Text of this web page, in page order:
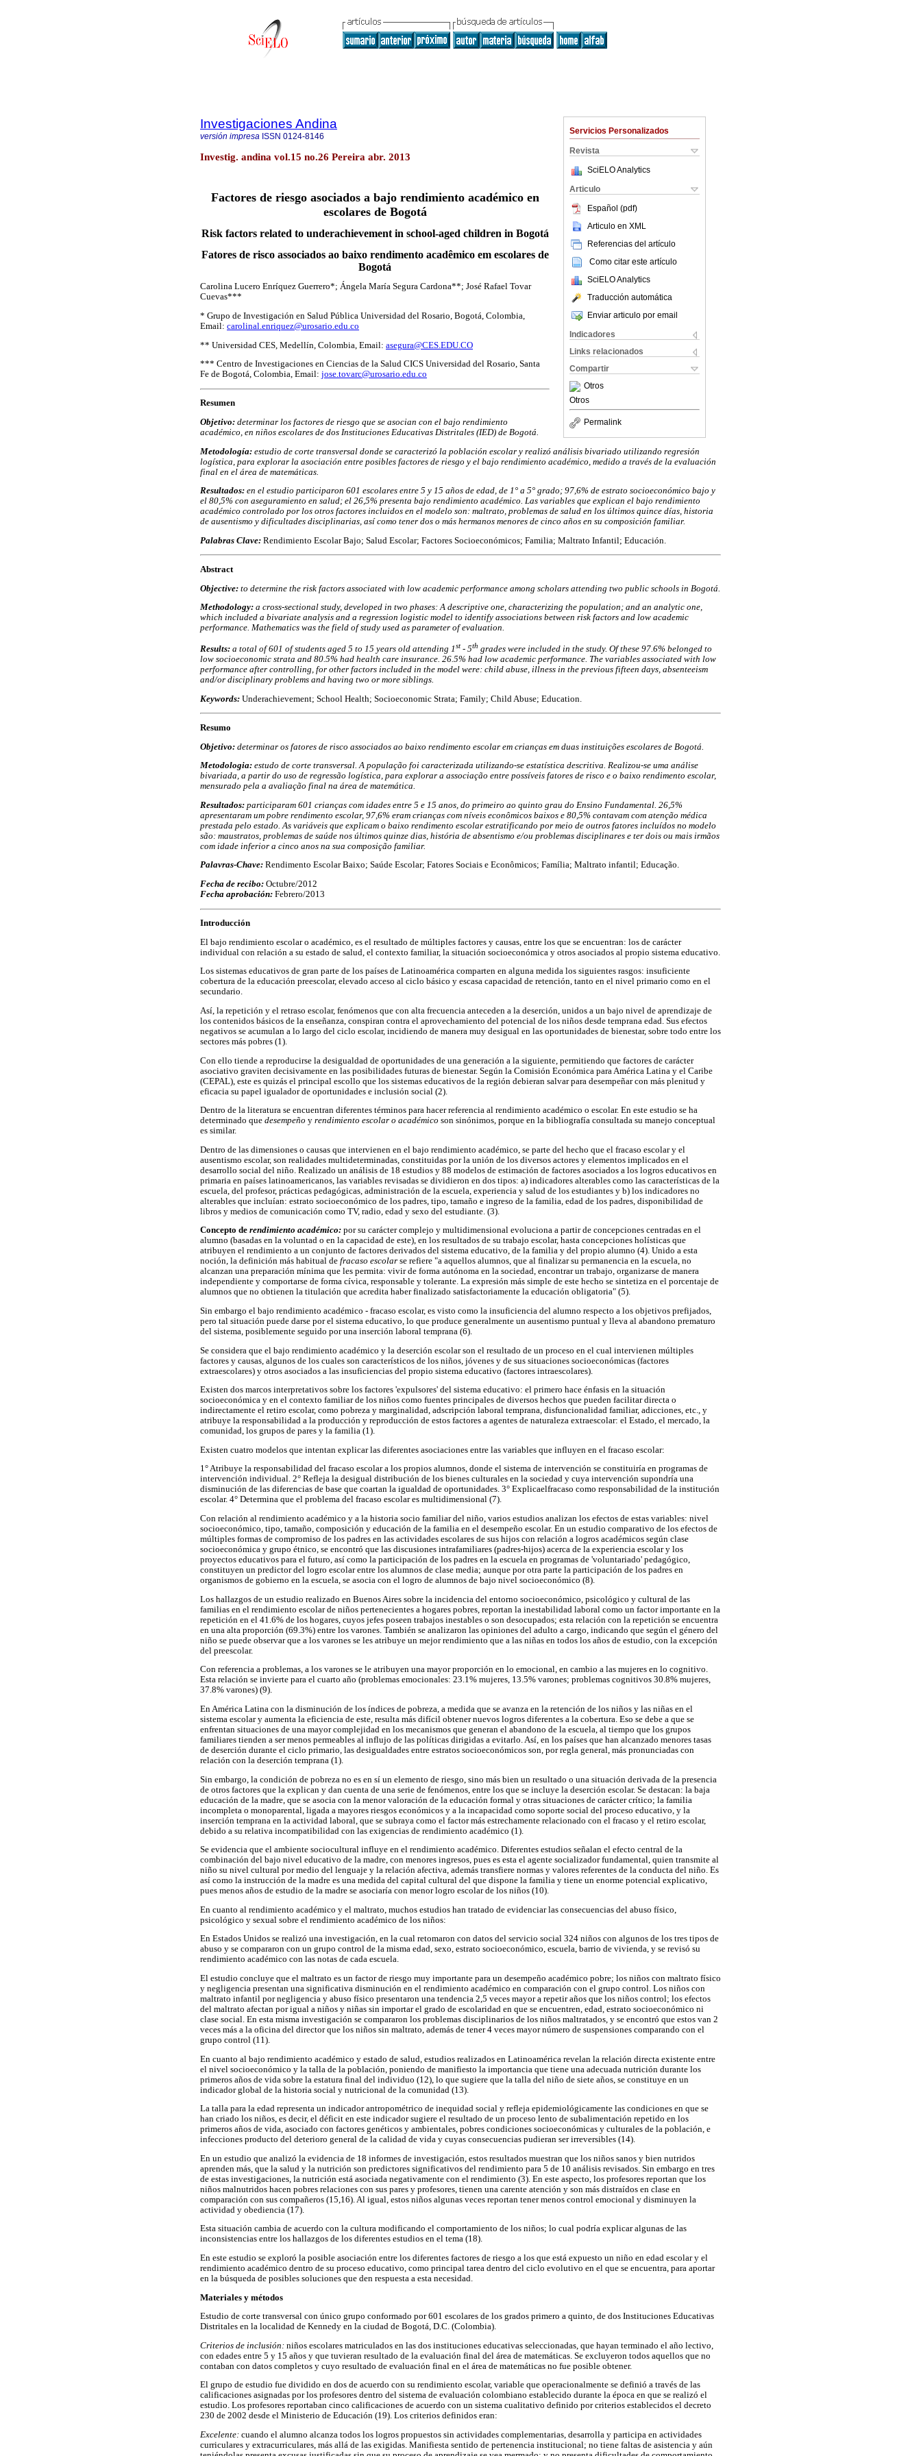
Servicios Personalizados
Revista
SciELO Analytics
Articulo
Español (pdf)
Articulo en XML
Referencias del artículo
Como citar este artículo
SciELO Analytics
Traducción automática
Enviar articulo por email
Indicadores
Links relacionados
Compartir
Otros
Otros
Permalink
Investigaciones Andina
versión impresa ISSN 0124-8146
Investig. andina vol.15 no.26 Pereira abr. 2013
Factores de riesgo asociados a bajo rendimiento académico en
escolares de Bogotá
Risk factors related to underachievement in school-aged children in Bogotá
Fatores de risco associados ao baixo rendimento acadêmico em escolares de
Bogotá
Carolina Lucero Enríquez Guerrero*; Ángela María Segura Cardona**; José Rafael Tovar
Cuevas***
* Grupo de Investigación en Salud Pública Universidad del Rosario, Bogotá, Colombia,
Email: carolinal.enriquez@urosario.edu.co
** Universidad CES, Medellín, Colombia, Email: asegura@CES.EDU.CO
*** Centro de Investigaciones en Ciencias de la Salud CICS Universidad del Rosario, Santa
Fe de Bogotá, Colombia, Email: jose.tovarc@urosario.edu.co
Resumen
Objetivo: determinar los factores de riesgo que se asocian con el bajo rendimiento
académico, en niños escolares de dos Instituciones Educativas Distritales (IED) de Bogotá.
Metodología: estudio de corte transversal donde se caracterizó la población escolar y realizó análisis bivariado utilizando regresión
logística, para explorar la asociación entre posibles factores de riesgo y el bajo rendimiento académico, medido a través de la evaluación
final en el área de matemáticas.
Resultados: en el estudio participaron 601 escolares entre 5 y 15 años de edad, de 1° a 5° grado; 97,6% de estrato socioeconómico bajo y
el 80,5% con aseguramiento en salud; el 26,5% presenta bajo rendimiento académico. Las variables que explican el bajo rendimiento
académico controlado por los otros factores incluidos en el modelo son: maltrato, problemas de salud en los últimos quince días, historia
de ausentismo y dificultades disciplinarias, así como tener dos o más hermanos menores de cinco años en su composición familiar.
Palabras Clave: Rendimiento Escolar Bajo; Salud Escolar; Factores Socioeconómicos; Familia; Maltrato Infantil; Educación.
Abstract
Objective: to determine the risk factors associated with low academic performance among scholars attending two public schools in Bogotá.
Methodology: a cross-sectional study, developed in two phases: A descriptive one, characterizing the population; and an analytic one,
which included a bivariate analysis and a regression logistic model to identify associations between risk factors and low academic
performance. Mathematics was the field of study used as parameter of evaluation.
Results: a total of 601 of students aged 5 to 15 years old attending 1st - 5th grades were included in the study. Of these 97.6% belonged to
low socioeconomic strata and 80.5% had health care insurance. 26.5% had low academic performance. The variables associated with low
performance after controlling, for other factors included in the model were: child abuse, illness in the previous fifteen days, absenteeism
and/or disciplinary problems and having two or more siblings.
Keywords: Underachievement; School Health; Socioeconomic Strata; Family; Child Abuse; Education.
Resumo
Objetivo: determinar os fatores de risco associados ao baixo rendimento escolar em crianças em duas instituições escolares de Bogotá.
Metodologia: estudo de corte transversal. A população foi caracterizada utilizando-se estatística descritiva. Realizou-se uma análise
bivariada, a partir do uso de regressão logística, para explorar a associação entre possíveis fatores de risco e o baixo rendimento escolar,
mensurado pela a avaliação final na área de matemática.
Resultados: participaram 601 crianças com idades entre 5 e 15 anos, do primeiro ao quinto grau do Ensino Fundamental. 26,5%
apresentaram um pobre rendimento escolar, 97,6% eram crianças com níveis econômicos baixos e 80,5% contavam com atenção médica
prestada pelo estado. As variáveis que explicam o baixo rendimento escolar estratificando por meio de outros fatores incluídos no modelo
são: maustratos, problemas de saúde nos últimos quinze dias, história de absentismo e/ou problemas disciplinares e ter dois ou mais irmãos
com idade inferior a cinco anos na sua composição familiar.
Palavras-Chave: Rendimento Escolar Baixo; Saúde Escolar; Fatores Sociais e Econômicos; Família; Maltrato infantil; Educação.
Fecha de recibo: Octubre/2012
Fecha aprobación: Febrero/2013
Introducción
El bajo rendimiento escolar o académico, es el resultado de múltiples factores y causas, entre los que se encuentran: los de carácter
individual con relación a su estado de salud, el contexto familiar, la situación socioeconómica y otros asociados al propio sistema educativo.
Los sistemas educativos de gran parte de los países de Latinoamérica comparten en alguna medida los siguientes rasgos: insuficiente
cobertura de la educación preescolar, elevado acceso al ciclo básico y escasa capacidad de retención, tanto en el nivel primario como en el
secundario.
Así, la repetición y el retraso escolar, fenómenos que con alta frecuencia anteceden a la deserción, unidos a un bajo nivel de aprendizaje de
los contenidos básicos de la enseñanza, conspiran contra el aprovechamiento del potencial de los niños desde temprana edad. Sus efectos
negativos se acumulan a lo largo del ciclo escolar, incidiendo de manera muy desigual en las oportunidades de bienestar, sobre todo entre los
sectores más pobres (1).
Con ello tiende a reproducirse la desigualdad de oportunidades de una generación a la siguiente, permitiendo que factores de carácter
asociativo graviten decisivamente en las posibilidades futuras de bienestar. Según la Comisión Económica para América Latina y el Caribe
(CEPAL), este es quizás el principal escollo que los sistemas educativos de la región debieran salvar para desempeñar con más plenitud y
eficacia su papel igualador de oportunidades e inclusión social (2).
Dentro de la literatura se encuentran diferentes términos para hacer referencia al rendimiento académico o escolar. En este estudio se ha
determinado que desempeño y rendimiento escolar o académico son sinónimos, porque en la bibliografía consultada su manejo conceptual
es similar.
Dentro de las dimensiones o causas que intervienen en el bajo rendimiento académico, se parte del hecho que el fracaso escolar y el
ausentismo escolar, son realidades multideterminadas, constituidas por la unión de los diversos actores y elementos implicados en el
desarrollo social del niño. Realizado un análisis de 18 estudios y 88 modelos de estimación de factores asociados a los logros educativos en
primaria en países latinoamericanos, las variables revisadas se dividieron en dos tipos: a) indicadores alterables como las características de la
escuela, del profesor, prácticas pedagógicas, administración de la escuela, experiencia y salud de los estudiantes y b) los indicadores no
alterables que incluían: estrato socioeconómico de los padres, tipo, tamaño e ingreso de la familia, edad de los padres, disponibilidad de
libros y medios de comunicación como TV, radio, edad y sexo del estudiante. (3).
Concepto de rendimiento académico: por su carácter complejo y multidimensional evoluciona a partir de concepciones centradas en el
alumno (basadas en la voluntad o en la capacidad de este), en los resultados de su trabajo escolar, hasta concepciones holísticas que
atribuyen el rendimiento a un conjunto de factores derivados del sistema educativo, de la familia y del propio alumno (4). Unido a esta
noción, la definición más habitual de fracaso escolar se refiere "a aquellos alumnos, que al finalizar su permanencia en la escuela, no
alcanzan una preparación mínima que les permita: vivir de forma autónoma en la sociedad, encontrar un trabajo, organizarse de manera
independiente y comportarse de forma cívica, responsable y tolerante. La expresión más simple de este hecho se sintetiza en el porcentaje de
alumnos que no obtienen la titulación que acredita haber finalizado satisfactoriamente la educación obligatoria" (5).
Sin embargo el bajo rendimiento académico - fracaso escolar, es visto como la insuficiencia del alumno respecto a los objetivos prefijados,
pero tal situación puede darse por el sistema educativo, lo que produce generalmente un ausentismo puntual y lleva al abandono prematuro
del sistema, posiblemente seguido por una inserción laboral temprana (6).
Se considera que el bajo rendimiento académico y la deserción escolar son el resultado de un proceso en el cual intervienen múltiples
factores y causas, algunos de los cuales son característicos de los niños, jóvenes y de sus situaciones socioeconómicas (factores
extraescolares) y otros asociados a las insuficiencias del propio sistema educativo (factores intraescolares).
Existen dos marcos interpretativos sobre los factores 'expulsores' del sistema educativo: el primero hace énfasis en la situación
socioeconómica y en el contexto familiar de los niños como fuentes principales de diversos hechos que pueden facilitar directa o
indirectamente el retiro escolar, como pobreza y marginalidad, adscripción laboral temprana, disfuncionalidad familiar, adicciones, etc., y
atribuye la responsabilidad a la producción y reproducción de estos factores a agentes de naturaleza extraescolar: el Estado, el mercado, la
comunidad, los grupos de pares y la familia (1).
Existen cuatro modelos que intentan explicar las diferentes asociaciones entre las variables que influyen en el fracaso escolar:
1° Atribuye la responsabilidad del fracaso escolar a los propios alumnos, donde el sistema de intervención se constituiría en programas de
intervención individual. 2° Refleja la desigual distribución de los bienes culturales en la sociedad y cuya intervención supondría una
disminución de las diferencias de base que coartan la igualdad de oportunidades. 3° Explicaelfracaso como responsabilidad de la institución
escolar. 4° Determina que el problema del fracaso escolar es multidimensional (7).
Con relación al rendimiento académico y a la historia socio familiar del niño, varios estudios analizan los efectos de estas variables: nivel
socioeconómico, tipo, tamaño, composición y educación de la familia en el desempeño escolar. En un estudio comparativo de los efectos de
múltiples formas de compromiso de los padres en las actividades escolares de sus hijos con relación a logros académicos según clase
socioeconómica y grupo étnico, se encontró que las discusiones intrafamiliares (padres-hijos) acerca de la experiencia escolar y los
proyectos educativos para el futuro, así como la participación de los padres en la escuela en programas de 'voluntariado' pedagógico,
constituyen un predictor del logro escolar entre los alumnos de clase media; aunque por otra parte la participación de los padres en
organismos de gobierno en la escuela, se asocia con el logro de alumnos de bajo nivel socioeconómico (8).
Los hallazgos de un estudio realizado en Buenos Aires sobre la incidencia del entorno socioeconómico, psicológico y cultural de las
familias en el rendimiento escolar de niños pertenecientes a hogares pobres, reportan la inestabilidad laboral como un factor importante en la
repetición en el 41.6% de los hogares, cuyos jefes poseen trabajos inestables o son desocupados; esta relación con la repetición se encuentra
en una alta proporción (69.3%) entre los varones. También se analizaron las opiniones del adulto a cargo, indicando que según el género del
niño se puede observar que a los varones se les atribuye un mejor rendimiento que a las niñas en todos los años de estudio, con la excepción
del preescolar.
Con referencia a problemas, a los varones se le atribuyen una mayor proporción en lo emocional, en cambio a las mujeres en lo cognitivo.
Esta relación se invierte para el cuarto año (problemas emocionales: 23.1% mujeres, 13.5% varones; problemas cognitivos 30.8% mujeres,
37.8% varones) (9).
En América Latina con la disminución de los índices de pobreza, a medida que se avanza en la retención de los niños y las niñas en el
sistema escolar y aumenta la eficiencia de este, resulta más difícil obtener nuevos logros diferentes a la cobertura. Eso se debe a que se
enfrentan situaciones de una mayor complejidad en los mecanismos que generan el abandono de la escuela, al tiempo que los grupos
familiares tienden a ser menos permeables al influjo de las políticas dirigidas a evitarlo. Así, en los países que han alcanzado menores tasas
de deserción durante el ciclo primario, las desigualdades entre estratos socioeconómicos son, por regla general, más pronunciadas con
relación con la deserción temprana (1).
Sin embargo, la condición de pobreza no es en sí un elemento de riesgo, sino más bien un resultado o una situación derivada de la presencia
de otros factores que la explican y dan cuenta de una serie de fenómenos, entre los que se incluye la deserción escolar. Se destacan: la baja
educación de la madre, que se asocia con la menor valoración de la educación formal y otras situaciones de carácter crítico; la familia
incompleta o monoparental, ligada a mayores riesgos económicos y a la incapacidad como soporte social del proceso educativo, y la
inserción temprana en la actividad laboral, que se subraya como el factor más estrechamente relacionado con el fracaso y el retiro escolar,
debido a su relativa incompatibilidad con las exigencias de rendimiento académico (1).
Se evidencia que el ambiente sociocultural influye en el rendimiento académico. Diferentes estudios señalan el efecto central de la
combinación del bajo nivel educativo de la madre, con menores ingresos, pues es esta el agente socializador fundamental, quien transmite al
niño su nivel cultural por medio del lenguaje y la relación afectiva, además transfiere normas y valores referentes de la conducta del niño. Es
así como la instrucción de la madre es una medida del capital cultural del que dispone la familia y tiene un enorme potencial explicativo,
pues menos años de estudio de la madre se asociaría con menor logro escolar de los niños (10).
En cuanto al rendimiento académico y el maltrato, muchos estudios han tratado de evidenciar las consecuencias del abuso físico,
psicológico y sexual sobre el rendimiento académico de los niños:
En Estados Unidos se realizó una investigación, en la cual retomaron con datos del servicio social 324 niños con algunos de los tres tipos de
abuso y se compararon con un grupo control de la misma edad, sexo, estrato socioeconómico, escuela, barrio de vivienda, y se revisó su
rendimiento académico con las notas de cada escuela.
El estudio concluye que el maltrato es un factor de riesgo muy importante para un desempeño académico pobre; los niños con maltrato físico
y negligencia presentan una significativa disminución en el rendimiento académico en comparación con el grupo control. Los niños con
maltrato infantil por negligencia y abuso físico presentaron una tendencia 2,5 veces mayor a repetir años que los niños control; los efectos
del maltrato afectan por igual a niños y niñas sin importar el grado de escolaridad en que se encuentren, edad, estrato socioeconómico ni
clase social. En esta misma investigación se compararon los problemas disciplinarios de los niños maltratados, y se encontró que estos van 2
veces más a la oficina del director que los niños sin maltrato, además de tener 4 veces mayor número de suspensiones comparando con el
grupo control (11).
En cuanto al bajo rendimiento académico y estado de salud, estudios realizados en Latinoamérica revelan la relación directa existente entre
el nivel socioeconómico y la talla de la población, poniendo de manifiesto la importancia que tiene una adecuada nutrición durante los
primeros años de vida sobre la estatura final del individuo (12), lo que sugiere que la talla del niño de siete años, se constituye en un
indicador global de la historia social y nutricional de la comunidad (13).
La talla para la edad representa un indicador antropométrico de inequidad social y refleja epidemiológicamente las condiciones en que se
han criado los niños, es decir, el déficit en este indicador sugiere el resultado de un proceso lento de subalimentación repetido en los
primeros años de vida, asociado con factores genéticos y ambientales, pobres condiciones socioeconómicas y culturales de la población, e
infecciones producto del deterioro general de la calidad de vida y cuyas consecuencias pudieran ser irreversibles (14).
En un estudio que analizó la evidencia de 18 informes de investigación, estos resultados muestran que los niños sanos y bien nutridos
aprenden más, que la salud y la nutrición son predictores significativos del rendimiento para 5 de 10 análisis revisados. Sin embargo en tres
de estas investigaciones, la nutrición está asociada negativamente con el rendimiento (3). En este aspecto, los profesores reportan que los
niños malnutridos hacen pobres relaciones con sus pares y profesores, tienen una carente atención y son más distraídos en clase en
comparación con sus compañeros (15,16). Al igual, estos niños algunas veces reportan tener menos control emocional y disminuyen la
actividad y obediencia (17).
Esta situación cambia de acuerdo con la cultura modificando el comportamiento de los niños; lo cual podría explicar algunas de las
inconsistencias entre los hallazgos de los diferentes estudios en el tema (18).
En este estudio se exploró la posible asociación entre los diferentes factores de riesgo a los que está expuesto un niño en edad escolar y el
rendimiento académico dentro de su proceso educativo, como principal tarea dentro del ciclo evolutivo en el que se encuentra, para aportar
en la búsqueda de posibles soluciones que den respuesta a esta necesidad.
Materiales y métodos
Estudio de corte transversal con único grupo conformado por 601 escolares de los grados primero a quinto, de dos Instituciones Educativas
Distritales en la localidad de Kennedy en la ciudad de Bogotá, D.C. (Colombia).
Criterios de inclusión: niños escolares matriculados en las dos instituciones educativas seleccionadas, que hayan terminado el año lectivo,
con edades entre 5 y 15 años y que tuvieran resultado de la evaluación final del área de matemáticas. Se excluyeron todos aquellos que no
contaban con datos completos y cuyo resultado de evaluación final en el área de matemáticas no fue posible obtener.
El grupo de estudio fue dividido en dos de acuerdo con su rendimiento escolar, variable que operacionalmente se definió a través de las
calificaciones asignadas por los profesores dentro del sistema de evaluación colombiano establecido durante la época en que se realizó el
estudio. Los profesores reportaban cinco calificaciones de acuerdo con un sistema cualitativo definido por criterios establecidos el decreto
230 de 2002 desde el Ministerio de Educación (19). Los criterios definidos eran:
Excelente: cuando el alumno alcanza todos los logros propuestos sin actividades complementarias, desarrolla y participa en actividades
curriculares y extracurriculares, más allá de las exigidas. Manifiesta sentido de pertenencia institucional; no tiene faltas de asistencia y aún